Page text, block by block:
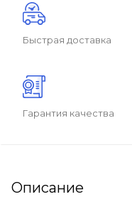
Быстрая доставка
Гарантия качества
Описание